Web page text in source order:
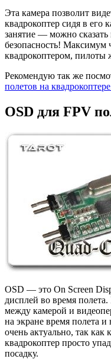
Эта камера позволит
квадрокоптер сидя в его
занятие — можно
безопасность!
квадрокоптером,
Рекомендую так же
полетов на
OSD для FPV
OSD — это On Screen
дисплей во время
между камерой и
на экране время полета
очень актуально, так как
квадрокоптер просто
посадку.